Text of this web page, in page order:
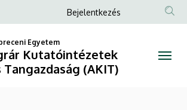
Anonim
fiók
menüje
Bejelentkezés
Egyetem
Kutatóintézetek
Tangazdaság (AKIT)